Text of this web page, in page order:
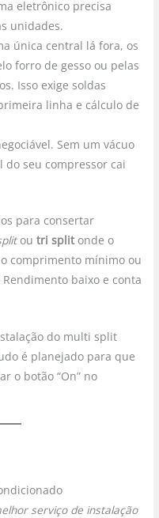
eletrônico precisa
unidades.
única central lá fora, os
forro de gesso ou pelas
Isso exige soldas
linha e cálculo de
Sem um vácuo
seu compressor cai
para consertar
outri split onde o
comprimento mínimo ou
baixo e conta
do multi split
é planejado para que
o botão “On” no
serviço de instalação